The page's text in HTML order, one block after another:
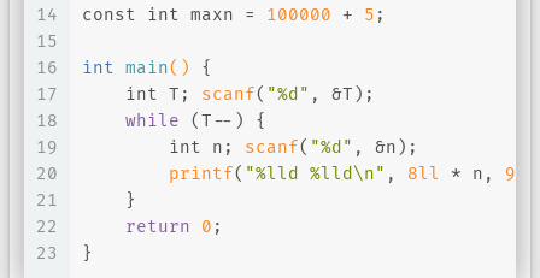
14
15
16
17
18
19
20
21
22
23
const
int maxn = 100000 + 5 ;
int main()
{
int T; scanf( "%d" , &T);
while (T--) {
int n; scanf( "%d" , &n);
printf( "%lld %lld\n" , 8ll * n, 9ll
    }
return
0 ;
}